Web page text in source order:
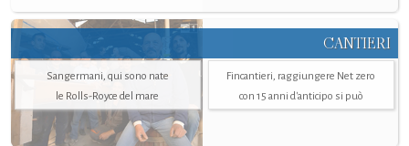
CANTIERI
Sangermani, qui sono nate
le Rolls-Royce del mare
Fincantieri, raggiungere Net zero
con 15 anni d'anticipo si può